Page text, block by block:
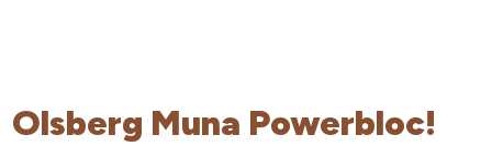
Olsberg Muna Powerbloc!